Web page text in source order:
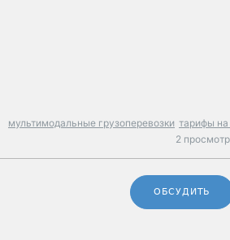
мультимодальные грузоперевозки тарифы на
2
ОБСУДИТЬ